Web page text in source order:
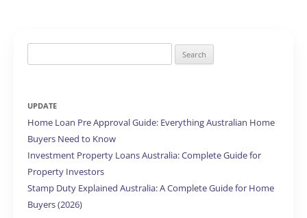
for:
UPDATE
Home Loan Pre Approval Guide: Everything Australian Home
Buyers Need to Know
Investment Property Loans Australia: Complete Guide for
Property Investors
Stamp Duty Explained Australia: A Complete Guide for Home
Buyers (2026)